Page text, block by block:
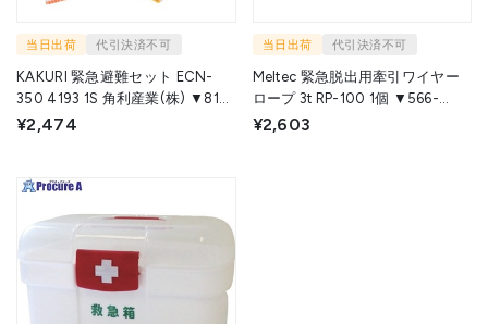
当日出荷 代引決済不可
KAKURI 緊急避難セット ECN-
350 4193 1S 角利産業(株) ▼819-
9009
¥2,474
当日出荷 代引決済不可
Meltec 緊急脱出用牽引ワイヤー
ロープ 3t RP-100 1個 ▼566-
9632
¥2,603